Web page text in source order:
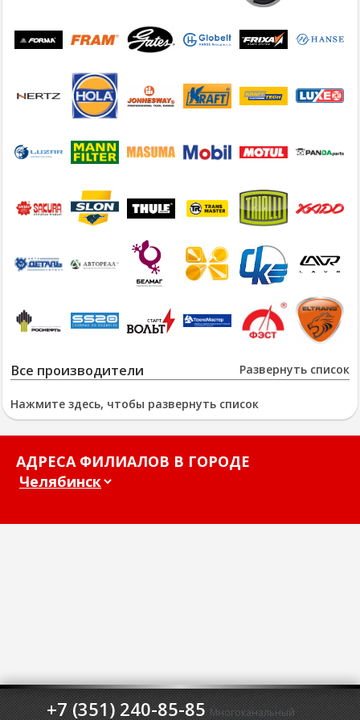
Развернуть список
Все производители
Нажмите здесь, чтобы развернуть список
АДРЕСА ФИЛИАЛОВ В ГОРОДЕ
+7 (351) 240-85-85 Многоканальный